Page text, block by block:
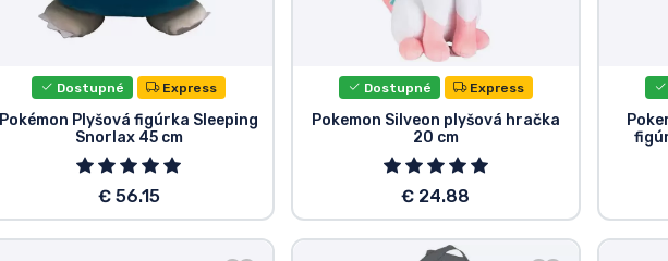
Dostupné Express
Pokémon Plyšová figúrka Sleeping
Snorlax 45 cm
€ 56.15
Dostupné Express
Pokemon Silveon plyšová hračka
20 cm
€ 24.88